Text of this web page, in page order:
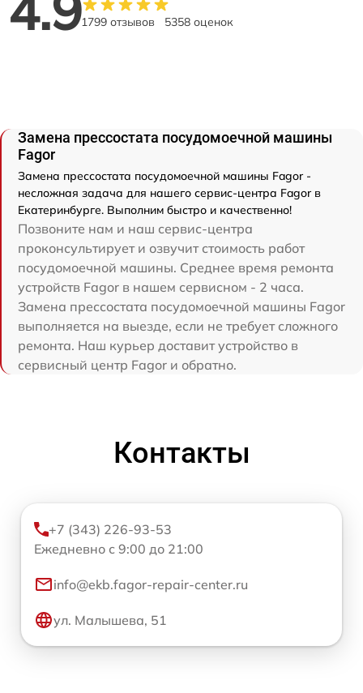
1799 отзывов 5358 оценок
Замена прессостата посудомоечной машины
Fagor
Замена прессостата посудомоечной машины Fagor -
несложная задача для нашего сервис-центра Fagor в
Екатеринбурге. Выполним быстро и качественно!
Позвоните нам и наш сервис-центра
проконсультирует и озвучит стоимость работ
посудомоечной машины. Среднее время ремонта
устройств Fagor в нашем сервисном - 2 часа.
Замена прессостата посудомоечной машины Fagor
выполняется на выезде, если не требует сложного
ремонта. Наш курьер доставит устройство в
сервисный центр Fagor и обратно.
Контакты
+7 (343) 226-93-53
Ежедневно с 9:00 до 21:00
info@ekb.fagor-repair-center.ru
ул. Малышева, 51